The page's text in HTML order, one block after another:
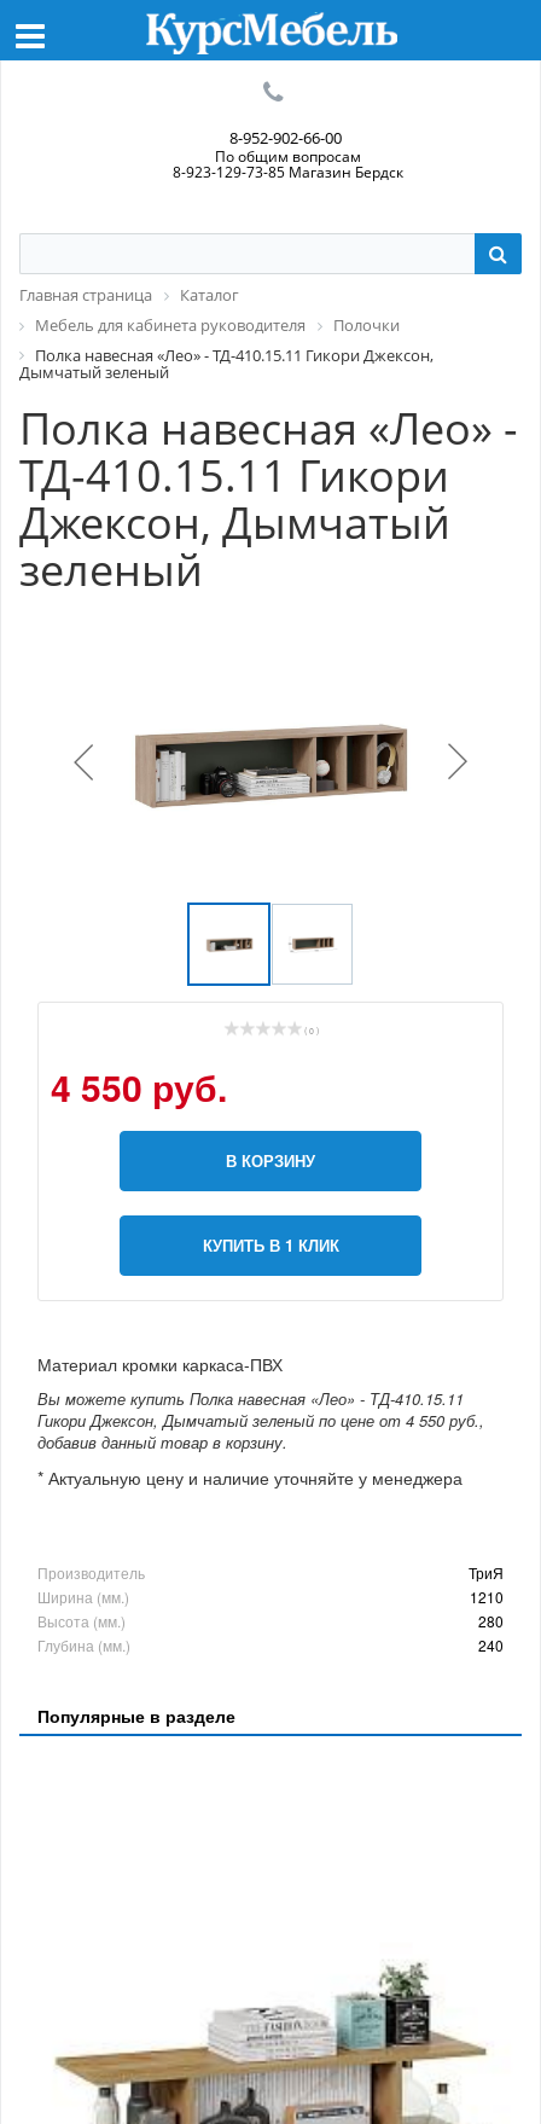
8-952-902-66-00
По общим вопросам
8-923-129-73-85 Магазин Бердск
Главная страница
Каталог
Мебель для кабинета руководителя
Полочки
Полка навесная «Лео» - ТД-410.15.11 Гикори Джексон,
Дымчатый зеленый
Полка навесная «Лео» -
ТД-410.15.11 Гикори
Джексон, Дымчатый
зеленый
( 0 )
4 550 руб.
В КОРЗИНУ
КУПИТЬ В 1 КЛИК
Материал кромки каркаса-ПВХ
Вы можете купить Полка навесная «Лео» - ТД-410.15.11
Гикори Джексон, Дымчатый зеленый по цене от 4 550 руб.,
добавив данный товар в корзину.
* Актуальную цену и наличие уточняйте у менеджера
Производитель
ТриЯ
Ширина (мм.)
1210
Высота (мм.)
280
Глубина (мм.)
240
Популярные в разделе